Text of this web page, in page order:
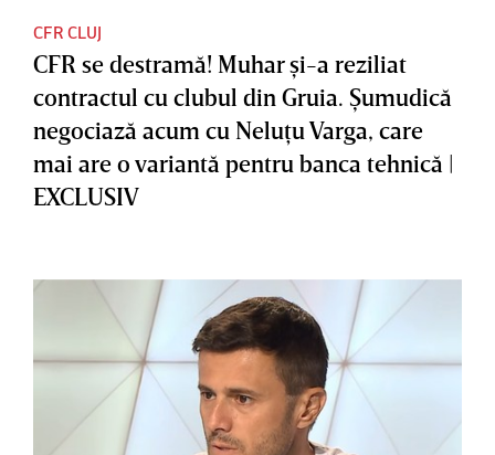
CFR CLUJ
CFR se destramă! Muhar şi-a reziliat
contractul cu clubul din Gruia. Şumudică
negociază acum cu Neluţu Varga, care
mai are o variantă pentru banca tehnică |
EXCLUSIV